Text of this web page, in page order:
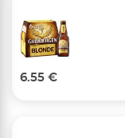
6.55 €